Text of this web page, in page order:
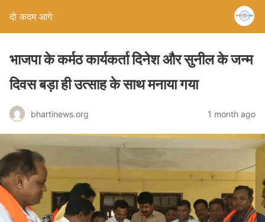
दो कदम आगे
भाजपा के कर्मठ कार्यकर्ता दिनेश और सुनील के जन्म
दिवस बड़ा ही उत्साह के साथ मनाया गया
bhartinews.org 1 month ago